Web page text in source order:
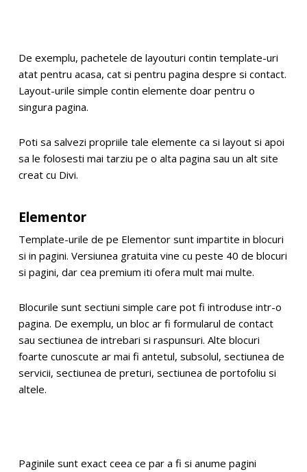
De exemplu, pachetele de layouturi contin template-uri
atat pentru acasa, cat si pentru pagina despre si contact.
Layout-urile simple contin elemente doar pentru o
singura pagina.
Poti sa salvezi propriile tale elemente ca si layout si apoi
sa le folosesti mai tarziu pe o alta pagina sau un alt site
creat cu Divi.
Elementor
Template-urile de pe Elementor sunt impartite in blocuri
si in pagini. Versiunea gratuita vine cu peste 40 de blocuri
si pagini, dar cea premium iti ofera mult mai multe.
Blocurile sunt sectiuni simple care pot fi introduse intr-o
pagina. De exemplu, un bloc ar fi formularul de contact
sau sectiunea de intrebari si raspunsuri. Alte blocuri
foarte cunoscute ar mai fi antetul, subsolul, sectiunea de
servicii, sectiunea de preturi, sectiunea de portofoliu si
altele.
Paginile sunt exact ceea ce par a fi si anume pagini